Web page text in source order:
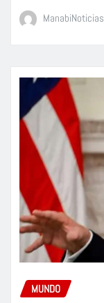
ManabiNoticias
MUNDO